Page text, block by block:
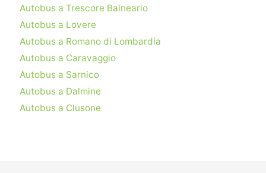
Autobus a Trescore Balneario
Autobus a Lovere
Autobus a Romano di Lombardia
Autobus a Caravaggio
Autobus a Sarnico
Autobus a Dalmine
Autobus a Clusone